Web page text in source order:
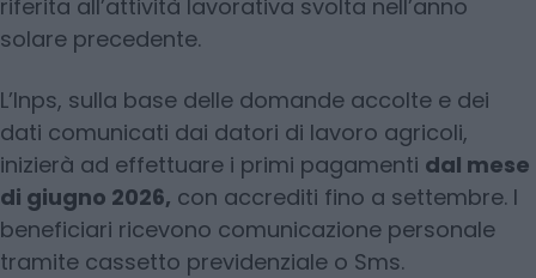
riferita all’attività lavorativa svolta nell’anno
solare precedente.
L’Inps, sulla base delle domande accolte e dei
dati comunicati dai datori di lavoro agricoli,
inizierà ad effettuare i primi pagamenti dal mese
di giugno 2026, con accrediti fino a settembre. I
beneficiari ricevono comunicazione personale
tramite cassetto previdenziale o Sms.